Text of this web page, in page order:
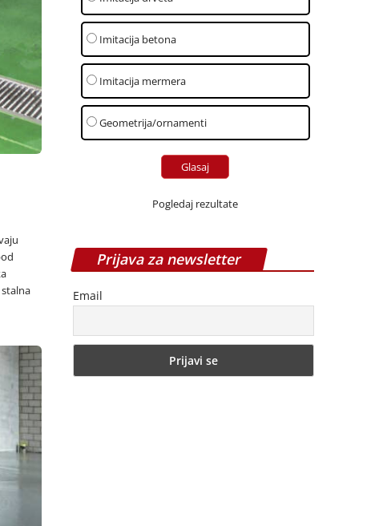
Imitacija betona
Imitacija mermera
Geometrija/ornamenti
Pogledaj rezultate
Prijava za newsletter
Email